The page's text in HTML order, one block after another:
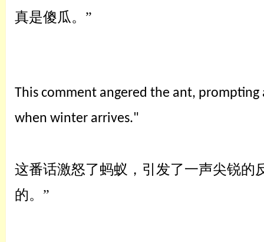
真是傻瓜。”
This comment angered the ant,
when winter arrives."
这番话激怒了蚂蚁，引发了一声尖锐的
的。”